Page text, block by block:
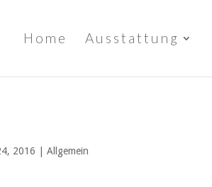
Home Ausstattung
2016 |Allgemein